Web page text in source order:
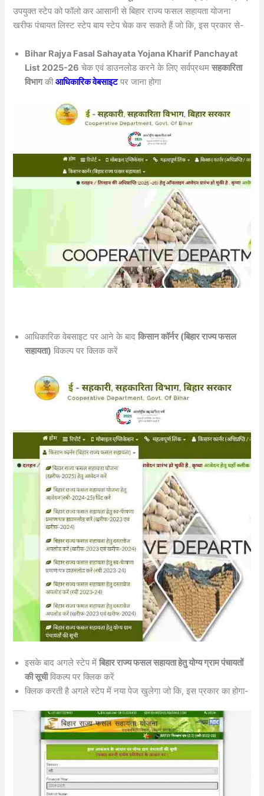
उपयुक्त स्टेप को फॉलो कर आसानी से बिहार राज्य फसल सहायता योजना
खरीफ पंचायत लिस्ट स्टेप बाय स्टेप चेक कर सकते हैं जो कि, इस प्रकार से-
Bihar Rajya Fasal Sahayata Yojana Kharif Panchayat
List 2025-26 चेक एवं डाउनलोड करने के लिए सर्वप्रथमसहकारिता
विभागकीआधिकारिक वेबसाइटपर जाना होगा
आधिकारिक वेबसाइट पर आने के बादकिसान कॉर्नर (बिहार राज्य फसल
सहायता) विकल्प पर क्लिक करें
इसके बाद अगले स्टेप मेंबिहार राज्य फसल सहायता हेतु योग्य ग्राम पंचायतों
की सूचीविकल्प पर क्लिक करें
क्लिक करती है अगले स्टेप में नया पेज खुलेगा जो कि, इस प्रकार का होगा-